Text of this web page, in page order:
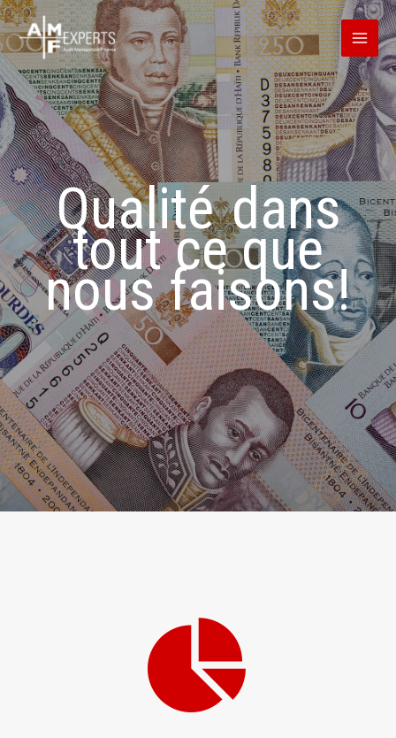
Skip
to
content
Main
Qualitédans
tout ce que
nous faisons!